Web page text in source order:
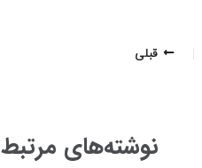
پیمایشقبلی
نوشته‌های مرتبط